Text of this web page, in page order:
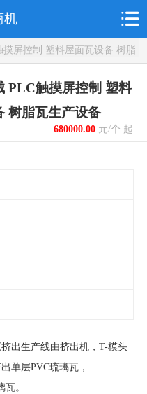
机
屏控制 塑料屋面瓦设备 树脂
PLC触摸屏控制 塑料
树脂瓦生产设备
680000.00元/个 起
出生产线由挤出机，T-模头
单层PVC琉璃瓦，
。